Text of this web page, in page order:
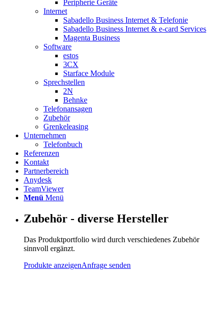
Peripherie Geräte
Internet
Sabadello Business Internet & Telefonie
Sabadello Business Internet & e-card Services
Magenta Business
Software
estos
3CX
Starface Module
Sprechstellen
2N
Behnke
Telefonansagen
Zubehör
Grenkeleasing
Unternehmen
Telefonbuch
Referenzen
Kontakt
Partnerbereich
Anydesk
TeamViewer
Menü Menü
Zubehör - diverse Hersteller
Das Produktportfolio wird durch verschiedenes Zubehör
sinnvoll ergänzt.
Produkte anzeigenAnfrage senden